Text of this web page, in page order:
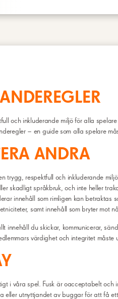
och inkluderande miljö för alla
– en guide som alla spelare
ANDRA
trygg, respektfull och inkluderande
skadligt språkbruk, och inte heller
innehåll som rimligen kan betraktas
samt innehåll som bryter mot
innehåll du skickar, kommunicerar,
värdighet och integritet måste
i våra spel. Fusk är oacceptabelt och
eller utnyttjandet av buggar för att få